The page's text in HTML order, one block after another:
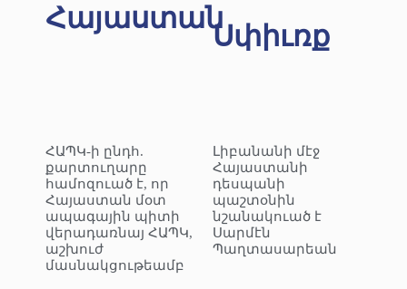
Հայաստան
ՀԱՊԿ-ի ընդհ.
քարտուղարը
համոզուած է, որ
Հայաստան մօտ
ապագային պիտի
վերադառնայ ՀԱՊԿ,
աշխուժ
մասնակցութեամբ
Սփիւռք
Լիբանանի մէջ
Հայաստանի
դեսպանի
պաշտօնին
նշանակուած է
Սարմէն
Պաղտասարեան